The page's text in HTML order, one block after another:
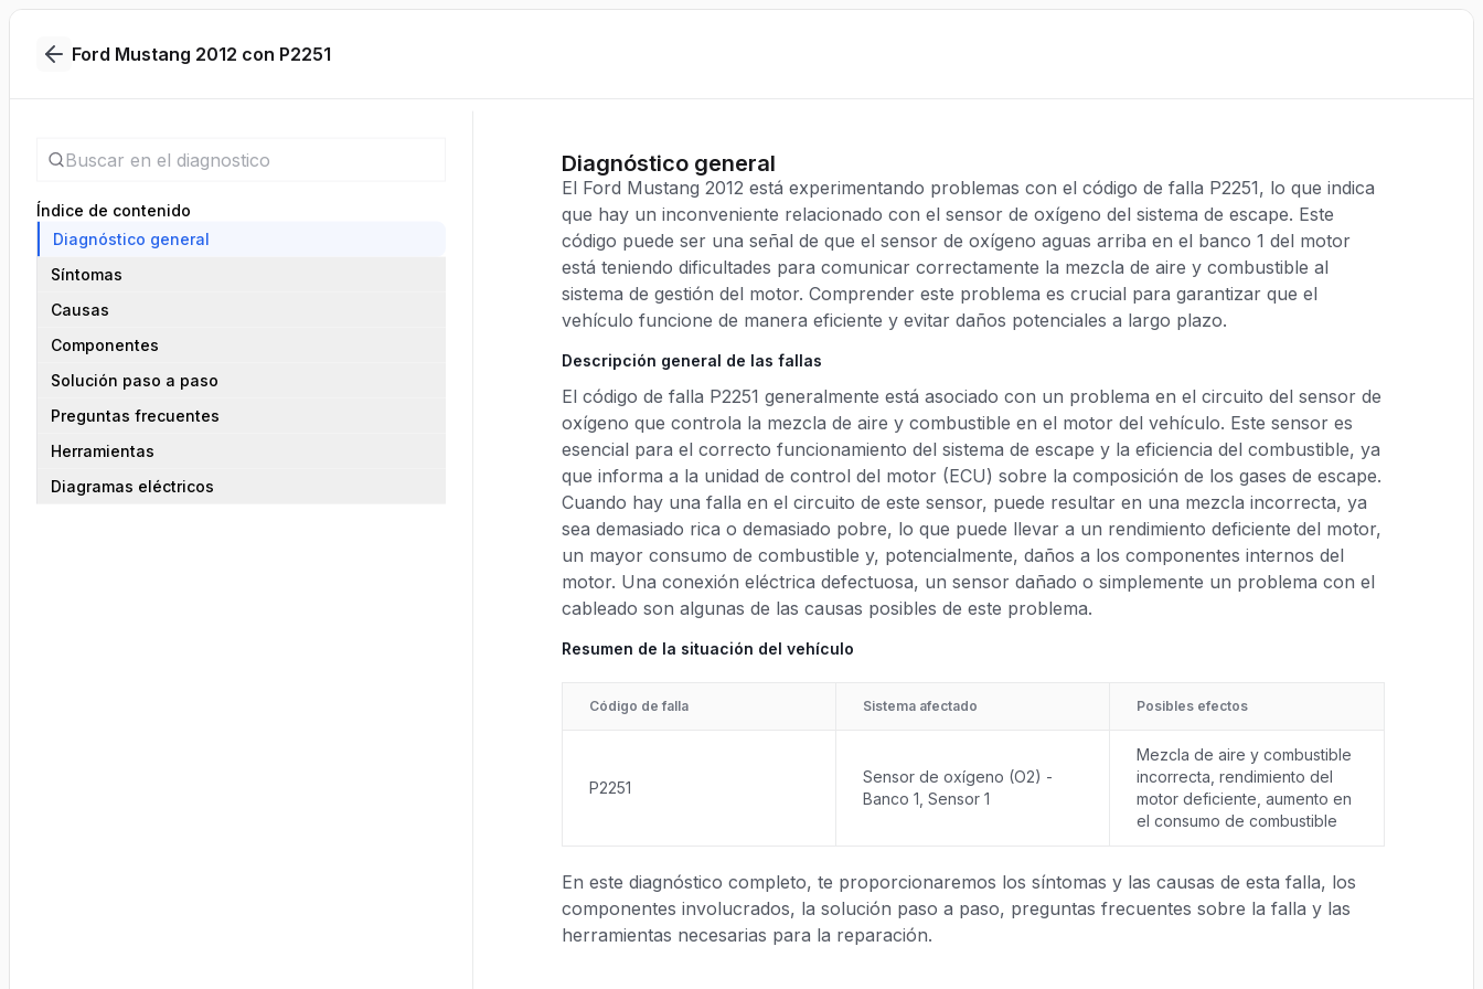
Ford Mustang 2012 con P2251
Índice de contenido
Diagnóstico general
Síntomas
Causas
Componentes
Solución paso a paso
Preguntas frecuentes
Herramientas
Diagramas eléctricos
Diagnóstico general
El Ford Mustang 2012 está experimentando problemas con el código de falla P2251, lo que indica
que hay un inconveniente relacionado con el sensor de oxígeno del sistema de escape. Este
código puede ser una señal de que el sensor de oxígeno aguas arriba en el banco 1 del motor
está teniendo dificultades para comunicar correctamente la mezcla de aire y combustible al
sistema de gestión del motor. Comprender este problema es crucial para garantizar que el
vehículo funcione de manera eficiente y evitar daños potenciales a largo plazo.
Descripción general de las fallas
El código de falla P2251 generalmente está asociado con un problema en el circuito del sensor de
oxígeno que controla la mezcla de aire y combustible en el motor del vehículo. Este sensor es
esencial para el correcto funcionamiento del sistema de escape y la eficiencia del combustible, ya
que informa a la unidad de control del motor (ECU) sobre la composición de los gases de escape.
Cuando hay una falla en el circuito de este sensor, puede resultar en una mezcla incorrecta, ya
sea demasiado rica o demasiado pobre, lo que puede llevar a un rendimiento deficiente del motor,
un mayor consumo de combustible y, potencialmente, daños a los componentes internos del
motor. Una conexión eléctrica defectuosa, un sensor dañado o simplemente un problema con el
cableado son algunas de las causas posibles de este problema.
Resumen de la situación del vehículo
Código de falla Sistema afectado Posibles efectos
P2251
Sensor de oxígeno (O2) -
Banco 1, Sensor 1
Mezcla de aire y combustible
incorrecta, rendimiento del
motor deficiente, aumento en
el consumo de combustible
En este diagnóstico completo, te proporcionaremos los síntomas y las causas de esta falla, los
componentes involucrados, la solución paso a paso, preguntas frecuentes sobre la falla y las
herramientas necesarias para la reparación.